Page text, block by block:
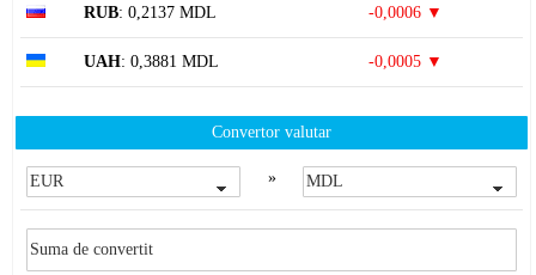
RUB: 0,2137 MDL -0,0006 ▼
UAH: 0,3881 MDL -0,0005 ▼
Convertor valutar
»